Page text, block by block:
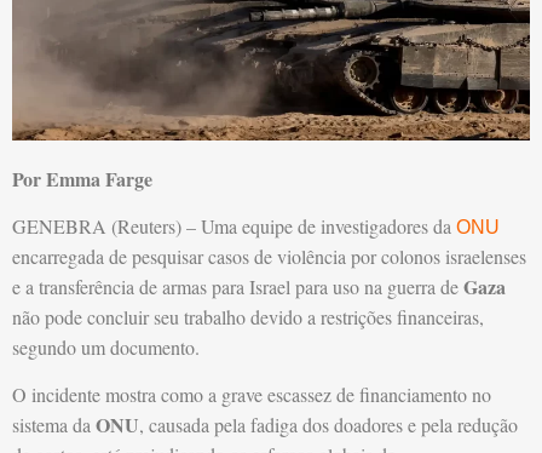
Por Emma Farge
GENEBRA (Reuters) – Uma equipe de investigadores da ONU
encarregada de pesquisar casos de violência por colonos israelenses
e a transferência de armas para Israel para uso na guerra deGaza
não pode concluir seu trabalho devido a restrições financeiras,
segundo um documento.
O incidente mostra como a grave escassez de financiamento no
sistema daONU, causada pela fadiga dos doadores e pela redução